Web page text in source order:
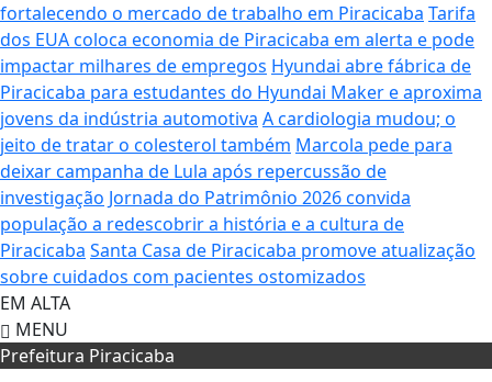
fortalecendo o mercado de trabalho em Piracicaba Tarifa
dos EUA coloca economia de Piracicaba em alerta e pode
impactar milhares de empregos Hyundai abre fábrica de
Piracicaba para estudantes do Hyundai Maker e aproxima
jovens da indústria automotiva A cardiologia mudou; o
jeito de tratar o colesterol também Marcola pede para
deixar campanha de Lula após repercussão de
investigação Jornada do Patrimônio 2026 convida
população a redescobrir a história e a cultura de
Piracicaba Santa Casa de Piracicaba promove atualização
sobre cuidados com pacientes ostomizados
EM ALTA
MENU
Prefeitura Piracicaba